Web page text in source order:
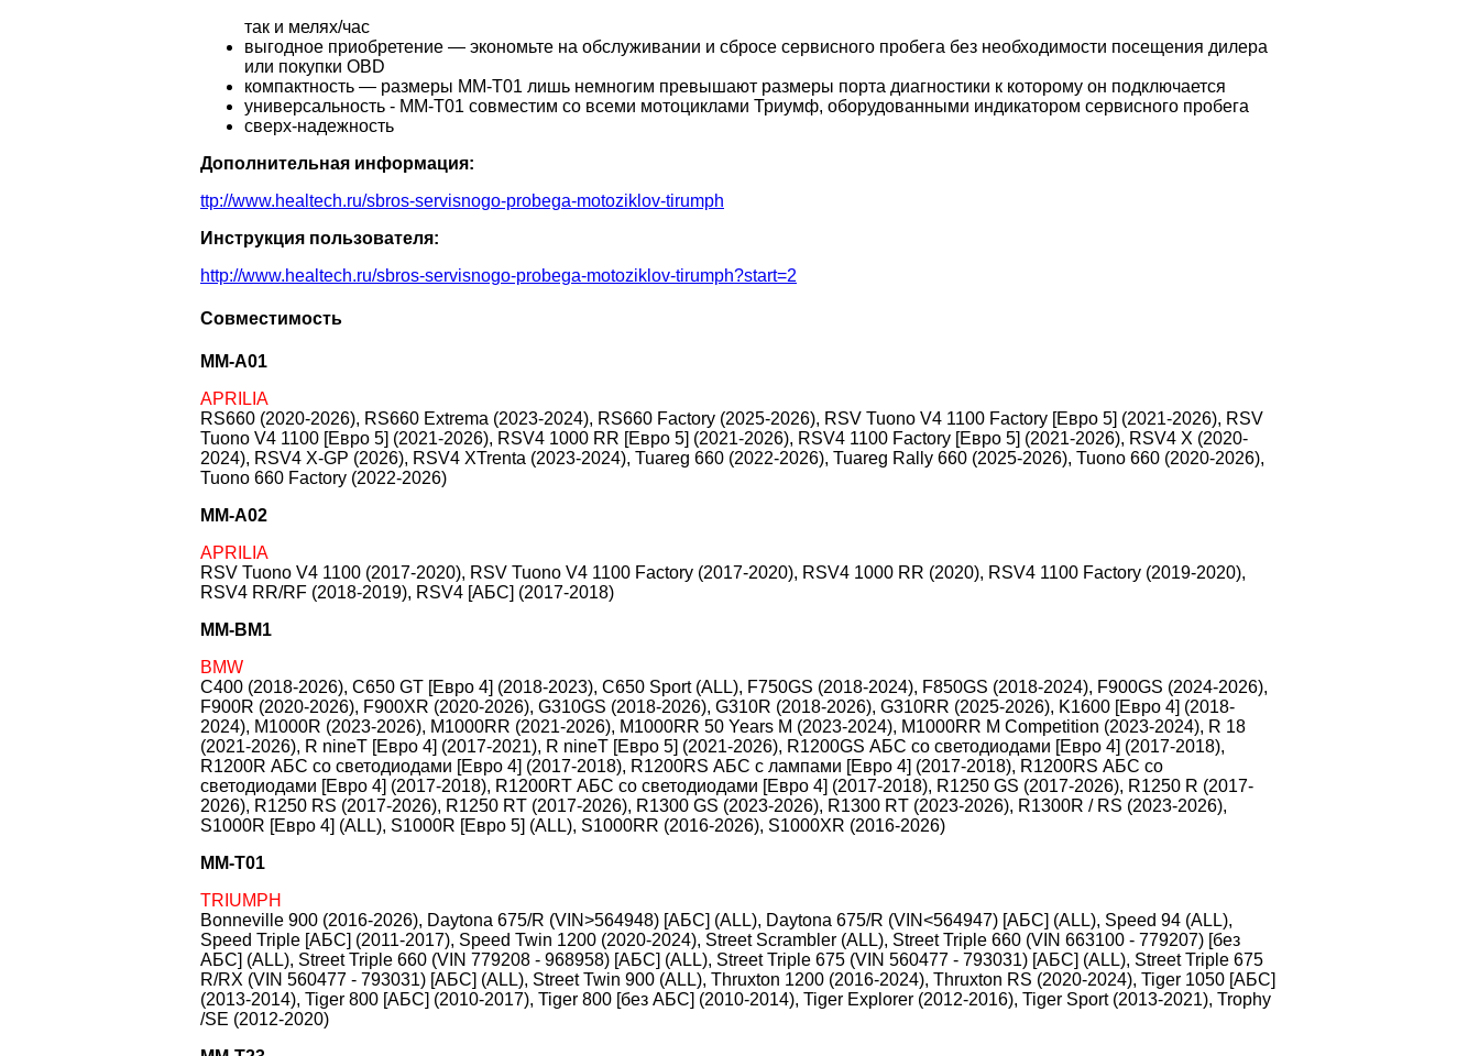
так и мелях/час
выгодное приобретение — экономьте на обслуживании и сбросе сервисного пробега без необходимости посещения дилера
или покупки OBD
компактность — размеры MM-T01 лишь немногим превышают размеры порта диагностики к которому он подключается
универсальность - MM-T01 совместим со всеми мотоциклами Триумф, оборудованными индикатором сервисного пробега
сверх-надежность
Дополнительная информация:
ttp://www.healtech.ru/sbros-servisnogo-probega-motoziklov-tirumph
Инструкция пользователя:
http://www.healtech.ru/sbros-servisnogo-probega-motoziklov-tirumph?start=2
Совместимость
MM-A01
APRILIA
RS660 (2020-2026), RS660 Extrema (2023-2024), RS660 Factory (2025-2026), RSV Tuono V4 1100 Factory [Евро 5] (2021-2026), RSV
Tuono V4 1100 [Евро 5] (2021-2026), RSV4 1000 RR [Евро 5] (2021-2026), RSV4 1100 Factory [Евро 5] (2021-2026), RSV4 X (2020-
2024), RSV4 X-GP (2026), RSV4 XTrenta (2023-2024), Tuareg 660 (2022-2026), Tuareg Rally 660 (2025-2026), Tuono 660 (2020-2026),
Tuono 660 Factory (2022-2026)
MM-A02
APRILIA
RSV Tuono V4 1100 (2017-2020), RSV Tuono V4 1100 Factory (2017-2020), RSV4 1000 RR (2020), RSV4 1100 Factory (2019-2020),
RSV4 RR/RF (2018-2019), RSV4 [АБС] (2017-2018)
MM-BM1
BMW
C400 (2018-2026), C650 GT [Евро 4] (2018-2023), C650 Sport (ALL), F750GS (2018-2024), F850GS (2018-2024), F900GS (2024-2026),
F900R (2020-2026), F900XR (2020-2026), G310GS (2018-2026), G310R (2018-2026), G310RR (2025-2026), K1600 [Евро 4] (2018-
2024), M1000R (2023-2026), M1000RR (2021-2026), M1000RR 50 Years M (2023-2024), M1000RR M Competition (2023-2024), R 18
(2021-2026), R nineT [Евро 4] (2017-2021), R nineT [Евро 5] (2021-2026), R1200GS АБС со светодиодами [Евро 4] (2017-2018),
R1200R АБС со светодиодами [Евро 4] (2017-2018), R1200RS АБС c лампами [Евро 4] (2017-2018), R1200RS АБС со
светодиодами [Евро 4] (2017-2018), R1200RT АБС со светодиодами [Евро 4] (2017-2018), R1250 GS (2017-2026), R1250 R (2017-
2026), R1250 RS (2017-2026), R1250 RT (2017-2026), R1300 GS (2023-2026), R1300 RT (2023-2026), R1300R / RS (2023-2026),
S1000R [Евро 4] (ALL), S1000R [Евро 5] (ALL), S1000RR (2016-2026), S1000XR (2016-2026)
MM-T01
TRIUMPH
Bonneville 900 (2016-2026), Daytona 675/R (VIN>564948) [АБС] (ALL), Daytona 675/R (VIN<564947) [АБС] (ALL), Speed 94 (ALL),
Speed Triple [АБС] (2011-2017), Speed Twin 1200 (2020-2024), Street Scrambler (ALL), Street Triple 660 (VIN 663100 - 779207) [без
АБС] (ALL), Street Triple 660 (VIN 779208 - 968958) [АБС] (ALL), Street Triple 675 (VIN 560477 - 793031) [АБС] (ALL), Street Triple 675
R/RX (VIN 560477 - 793031) [АБС] (ALL), Street Twin 900 (ALL), Thruxton 1200 (2016-2024), Thruxton RS (2020-2024), Tiger 1050 [АБС]
(2013-2014), Tiger 800 [АБС] (2010-2017), Tiger 800 [без АБС] (2010-2014), Tiger Explorer (2012-2016), Tiger Sport (2013-2021), Trophy
/SE (2012-2020)